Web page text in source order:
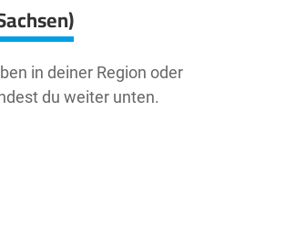
in deiner Region oder
du weiter unten.